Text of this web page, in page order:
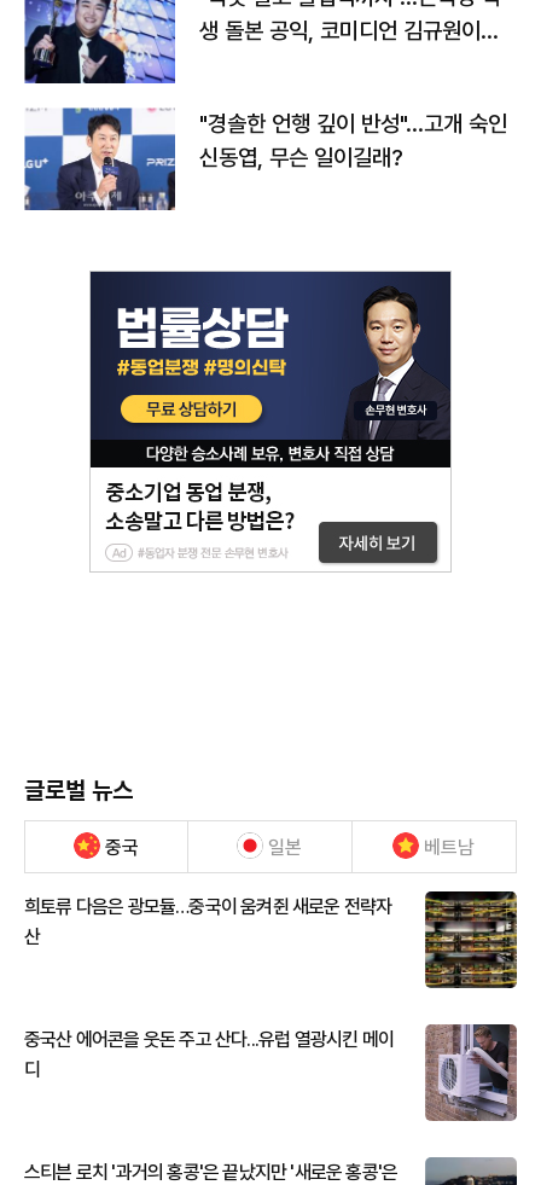
생 돌본 공익, 코미디언 김규원이었
"경솔한 언행 깊이 반성"…고개 숙인
신동엽, 무슨 일이길래?
글로벌 뉴스
중국 일본 베트남
희토류 다음은 광모듈…중국이 움켜쥔 새로운 전략자
산
중국산 에어콘을 웃돈 주고 산다...유럽 열광시킨 메이
디
스티븐 로치 '과거의 홍콩'은 끝났지만 '새로운 홍콩'은